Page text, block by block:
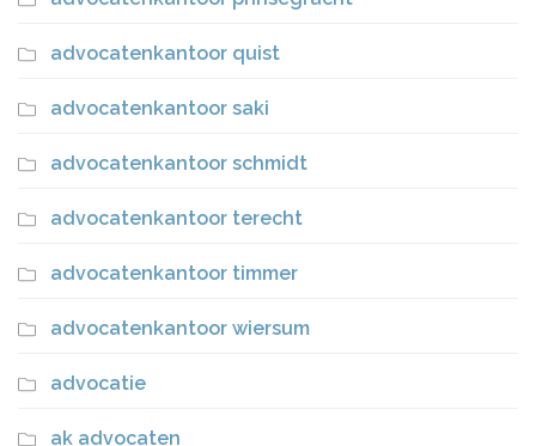
advocatenkantoor quist
advocatenkantoor saki
advocatenkantoor schmidt
advocatenkantoor terecht
advocatenkantoor timmer
advocatenkantoor wiersum
advocatie
ak advocaten